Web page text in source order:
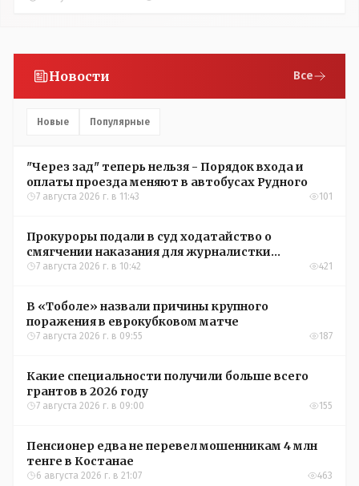
Новости Все
Новые Популярные
"Через зад" теперь нельзя - Порядок входа и
оплаты проезда меняют в автобусах Рудного
7 августа 2026 г. в 11:43 101
Прокуроры подали в суд ходатайство о
смягчении наказания для журналистки
Александры Алёховой
7 августа 2026 г. в 10:42 421
В «Тоболе» назвали причины крупного
поражения в еврокубковом матче
7 августа 2026 г. в 09:55 187
Какие специальности получили больше всего
грантов в 2026 году
7 августа 2026 г. в 09:00 155
Пенсионер едва не перевел мошенникам 4 млн
тенге в Костанае
6 августа 2026 г. в 21:07 463